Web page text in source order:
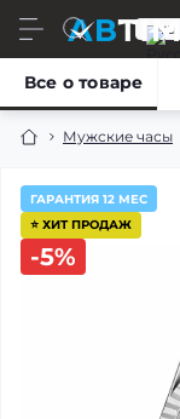
ru
Мужские часы
Все о товаре
ГАРАНТИЯ 12 МЕС
⭐ ХИТ ПРОДАЖ
-5%